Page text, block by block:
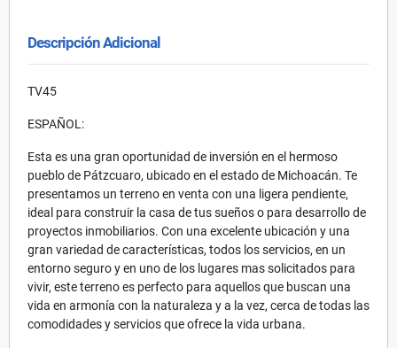
Descripción Adicional
TV45
ESPAÑOL:
Esta es una gran oportunidad de inversión en el hermoso
pueblo de Pátzcuaro, ubicado en el estado de Michoacán. Te
presentamos un terreno en venta con una ligera pendiente,
ideal para construir la casa de tus sueños o para desarrollo de
proyectos inmobiliarios. Con una excelente ubicación y una
gran variedad de características, todos los servicios, en un
entorno seguro y en uno de los lugares mas solicitados para
vivir, este terreno es perfecto para aquellos que buscan una
vida en armonía con la naturaleza y a la vez, cerca de todas las
comodidades y servicios que ofrece la vida urbana.